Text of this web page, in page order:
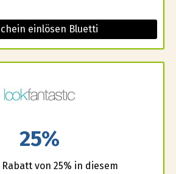
einlösen Bluetti
25%
von 25% in diesem